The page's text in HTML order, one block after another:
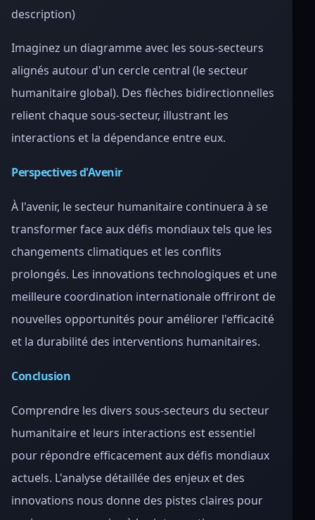
description)
Imaginez un diagramme avec les sous-secteurs
alignés autour d'un cercle central (le secteur
humanitaire global). Des flèches bidirectionnelles
relient chaque sous-secteur, illustrant les
interactions et la dépendance entre eux.
Perspectives d'Avenir
À l'avenir, le secteur humanitaire continuera à se
transformer face aux défis mondiaux tels que les
changements climatiques et les conflits
prolongés. Les innovations technologiques et une
meilleure coordination internationale offriront de
nouvelles opportunités pour améliorer l'efficacité
et la durabilité des interventions humanitaires.
Conclusion
Comprendre les divers sous-secteurs du secteur
humanitaire et leurs interactions est essentiel
pour répondre efficacement aux défis mondiaux
actuels. L'analyse détaillée des enjeux et des
innovations nous donne des pistes claires pour